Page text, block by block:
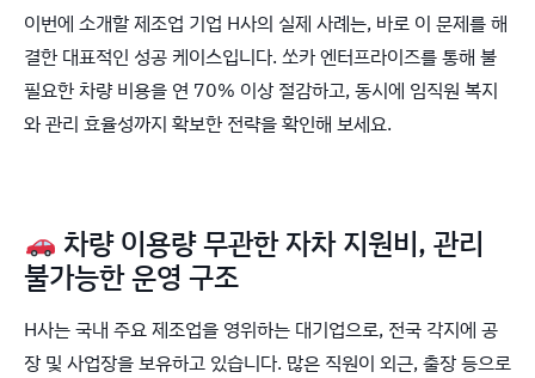
이번에 소개할 제조업 기업 H사의 실제 사례는, 바로 이 문제를 해
결한 대표적인 성공 케이스입니다. 쏘카 엔터프라이즈를 통해 불
필요한 차량 비용을 연 70% 이상 절감하고, 동시에 임직원 복지
와 관리 효율성까지 확보한 전략을 확인해 보세요.
차량 이용량 무관한 자차 지원비, 관리
불가능한 운영 구조
H사는 국내 주요 제조업을 영위하는 대기업으로, 전국 각지에 공
장 및 사업장을 보유하고 있습니다. 많은 직원이 외근, 출장 등으로